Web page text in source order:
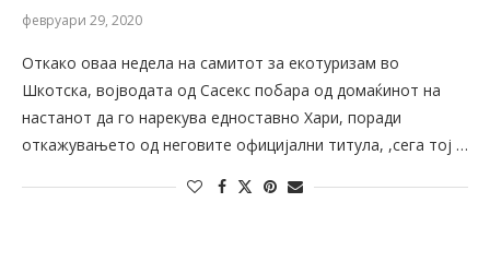
февруари 29, 2020
Откако оваа недела на самитот за екотуризам во
Шкотска, војводата од Сасекс побара од домаќинот на
настанот да го нарекува едноставно Хари, поради
откажувањето од неговите официјални титула, ,сега тој …